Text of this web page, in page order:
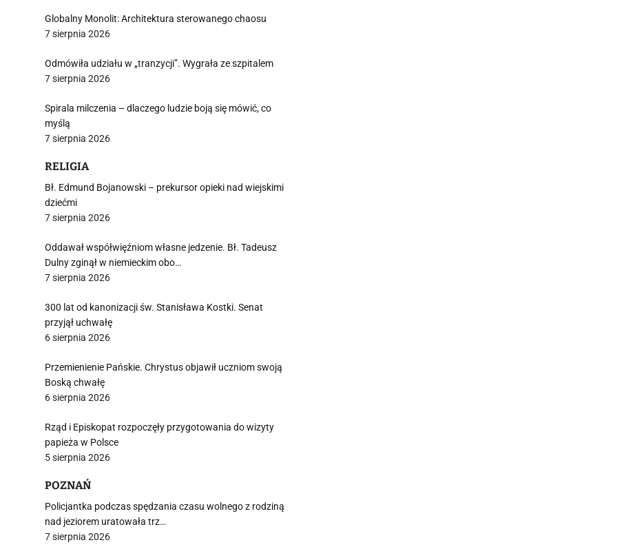
Globalny Monolit: Architektura sterowanego chaosu
7 sierpnia 2026
Odmówiła udziału w „tranzycji”. Wygrała ze szpitalem
7 sierpnia 2026
Spirala milczenia – dlaczego ludzie boją się mówić, co
myślą
7 sierpnia 2026
RELIGIA
Bł. Edmund Bojanowski – prekursor opieki nad wiejskimi
dziećmi
7 sierpnia 2026
Oddawał współwięźniom własne jedzenie. Bł. Tadeusz
Dulny zginął w niemieckim obo…
7 sierpnia 2026
300 lat od kanonizacji św. Stanisława Kostki. Senat
przyjął uchwałę
6 sierpnia 2026
Przemienienie Pańskie. Chrystus objawił uczniom swoją
Boską chwałę
6 sierpnia 2026
Rząd i Episkopat rozpoczęły przygotowania do wizyty
papieża w Polsce
5 sierpnia 2026
POZNAŃ
Policjantka podczas spędzania czasu wolnego z rodziną
nad jeziorem uratowała trz…
7 sierpnia 2026